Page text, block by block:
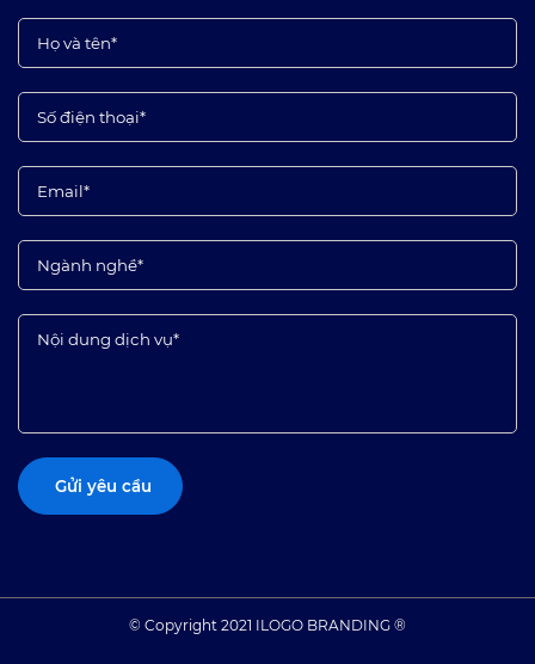
© Copyright 2021 ILOGO BRANDING ®